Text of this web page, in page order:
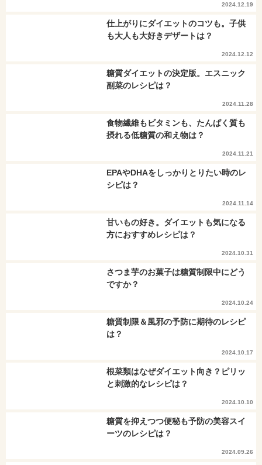
2024.12.19
仕上がりにダイエットのコツも。子供
も大人も大好きデザートは？
2024.12.12
糖質ダイエットの決定版。エスニック
副菜のレシピは？
2024.11.28
食物繊維もビタミンも、たんぱく質も
摂れる低糖質の和え物は？
2024.11.21
EPAやDHAをしっかりとりたい時のレ
シピは？
2024.11.14
甘いもの好き。ダイエットも気になる
方におすすめレシピは？
2024.10.31
さつま芋のお菓子は糖質制限中にどう
ですか？
2024.10.24
糖質制限＆風邪の予防に期待のレシピ
は？
2024.10.17
根菜類はなぜダイエット向き？ピリッ
と刺激的なレシピは？
2024.10.10
糖質を抑えつつ便秘も予防の美容スイ
ーツのレシピは？
2024.09.26